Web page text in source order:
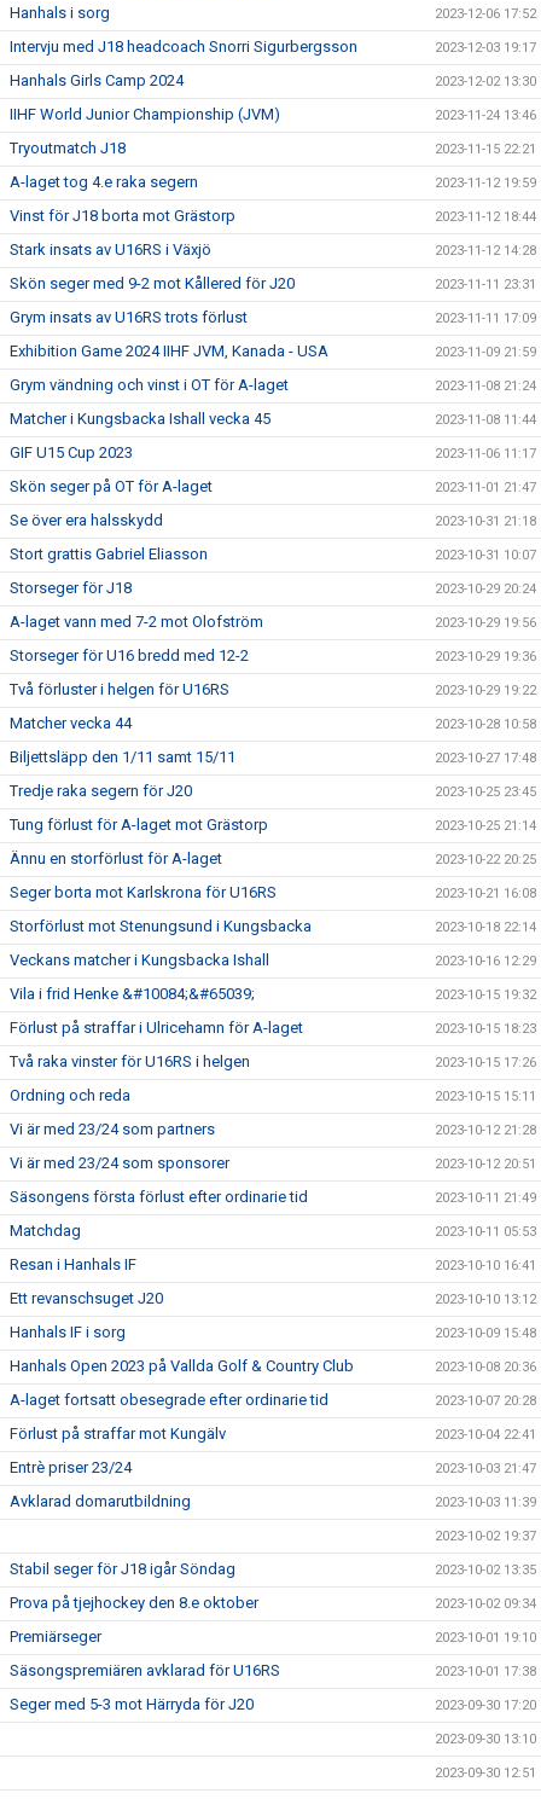
Hanhals i sorg 2023-12-06 17:52
Intervju med J18 headcoach Snorri Sigurbergsson 2023-12-03 19:17
Hanhals Girls Camp 2024 2023-12-02 13:30
IIHF World Junior Championship (JVM) 2023-11-24 13:46
Tryoutmatch J18 2023-11-15 22:21
A-laget tog 4.e raka segern 2023-11-12 19:59
Vinst för J18 borta mot Grästorp 2023-11-12 18:44
Stark insats av U16RS i Växjö 2023-11-12 14:28
Skön seger med 9-2 mot Kållered för J20 2023-11-11 23:31
Grym insats av U16RS trots förlust 2023-11-11 17:09
Exhibition Game 2024 IIHF JVM, Kanada - USA 2023-11-09 21:59
Grym vändning och vinst i OT för A-laget 2023-11-08 21:24
Matcher i Kungsbacka Ishall vecka 45 2023-11-08 11:44
GIF U15 Cup 2023 2023-11-06 11:17
Skön seger på OT för A-laget 2023-11-01 21:47
Se över era halsskydd 2023-10-31 21:18
Stort grattis Gabriel Eliasson 2023-10-31 10:07
Storseger för J18 2023-10-29 20:24
A-laget vann med 7-2 mot Olofström 2023-10-29 19:56
Storseger för U16 bredd med 12-2 2023-10-29 19:36
Två förluster i helgen för U16RS 2023-10-29 19:22
Matcher vecka 44 2023-10-28 10:58
Biljettsläpp den 1/11 samt 15/11 2023-10-27 17:48
Tredje raka segern för J20 2023-10-25 23:45
Tung förlust för A-laget mot Grästorp 2023-10-25 21:14
Ännu en storförlust för A-laget 2023-10-22 20:25
Seger borta mot Karlskrona för U16RS 2023-10-21 16:08
Storförlust mot Stenungsund i Kungsbacka 2023-10-18 22:14
Veckans matcher i Kungsbacka Ishall 2023-10-16 12:29
Vila i frid Henke &#10084;&#65039; 2023-10-15 19:32
Förlust på straffar i Ulricehamn för A-laget 2023-10-15 18:23
Två raka vinster för U16RS i helgen 2023-10-15 17:26
Ordning och reda 2023-10-15 15:11
Vi är med 23/24 som partners 2023-10-12 21:28
Vi är med 23/24 som sponsorer 2023-10-12 20:51
Säsongens första förlust efter ordinarie tid 2023-10-11 21:49
Matchdag 2023-10-11 05:53
Resan i Hanhals IF 2023-10-10 16:41
Ett revanschsuget J20 2023-10-10 13:12
Hanhals IF i sorg 2023-10-09 15:48
Hanhals Open 2023 på Vallda Golf & Country Club 2023-10-08 20:36
A-laget fortsatt obesegrade efter ordinarie tid 2023-10-07 20:28
Förlust på straffar mot Kungälv 2023-10-04 22:41
Entrè priser 23/24 2023-10-03 21:47
Avklarad domarutbildning 2023-10-03 11:39
2023-10-02 19:37
Stabil seger för J18 igår Söndag 2023-10-02 13:35
Prova på tjejhockey den 8.e oktober 2023-10-02 09:34
Premiärseger 2023-10-01 19:10
Säsongspremiären avklarad för U16RS 2023-10-01 17:38
Seger med 5-3 mot Härryda för J20 2023-09-30 17:20
2023-09-30 13:10
2023-09-30 12:51